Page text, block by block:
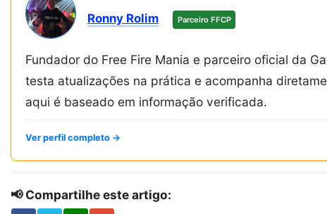
Ronny Rolim Parceiro FFCP
Fundador do Free Fire Mania e parceiro oficial da
testa atualizações na prática e acompanha
aqui é baseado em informação verificada.
Ver perfil completo →
📢 Compartilhe este artigo: